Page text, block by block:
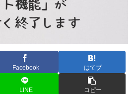
Facebook はてブ
LINE コピー